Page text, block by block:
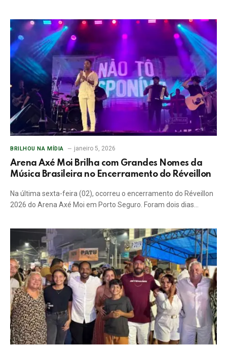
BRILHOU NA MÍDIA janeiro 5, 2026
Arena Axé Moi Brilha com Grandes Nomes da
Música Brasileira no Encerramento do Réveillon
Na última sexta-feira (02), ocorreu o encerramento do Réveillon
2026 do Arena Axé Moi em Porto Seguro. Foram dois dias…